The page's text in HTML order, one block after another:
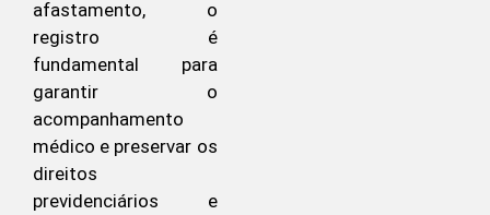
afastamento, o
registro é
fundamental para
garantir o
acompanhamento
médico e preservar os
direitos
previdenciários e